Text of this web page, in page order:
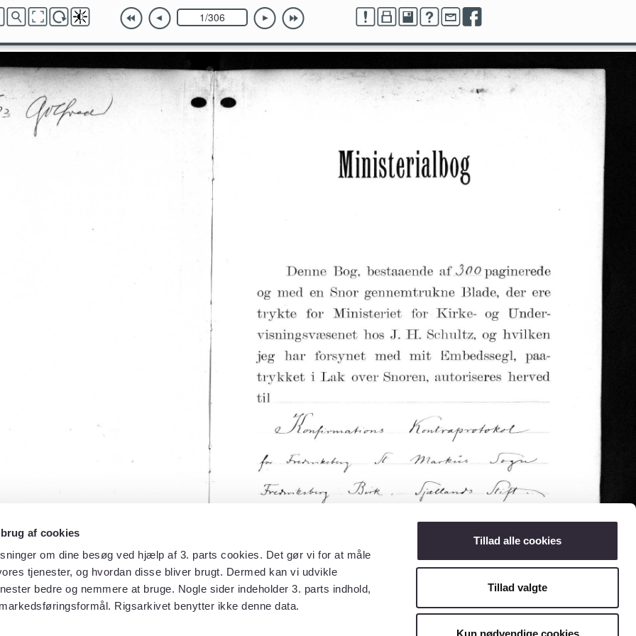
af cookies
om dine besøg ved hjælp af 3. parts cookies. Det gør vi for at måle
tjenester, og hvordan disse bliver brugt. Dermed kan vi udvikle
bedre og nemmere at bruge. Nogle sider indeholder 3. parts indhold,
Rigsarkivet benytter ikke denne data.
Tillad alle cookies
Tillad valgte
Kun nødvendige cookies